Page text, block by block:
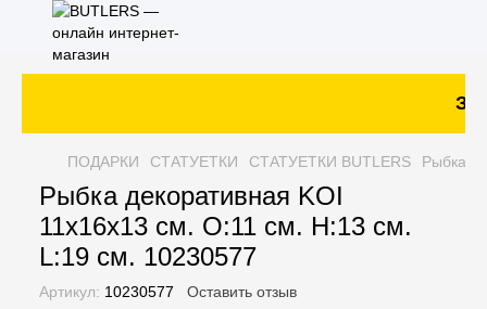
ПОДАРКИ СТАТУЕТКИ СТАТУЕТКИ BUTLERS Рыбка
Рыбка декоративная KOI
11х16х13 см. O:11 см. H:13 см.
L:19 см. 10230577
Артикул: 10230577 Оставить отзыв